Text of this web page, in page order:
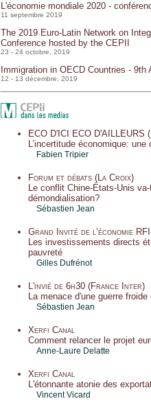
L'économie mondiale 2020 -
11 septembre 2019
The 2019 Euro-Latin Network on
Conference hosted by the CEPII
23 - 24 octobre, 2019
Immigration in OECD Countries -
12 - 13 décembre, 2019
ECO D'ICI ECO D'AILLEURS
L’incertitude économique:
Fabien Tripier
Forum et débats (La Croix)
Le conflit Chine-États-Unis
démondialisation?
Sébastien Jean
Grand Invité de l’économie
Les investissements directs
pauvreté
Gilles Dufrénot
L'invié de 6h30 (France Inter)
La menace d'une guerre
Sébastien Jean
Xerfi Canal
Comment relancer le projet
Anne-Laure Delatte
Xerfi Canal
L'étonnante atonie des
Vincent Vicard